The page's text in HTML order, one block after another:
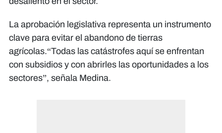
La aprobación legislativa representa un instrumento
clave para evitar el abandono de tierras
agrícolas.“Todas las catástrofes aquí se enfrentan
con subsidios y con abrirles las oportunidades a los
sectores”, señala Medina.